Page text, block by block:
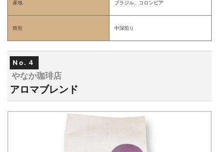
産地 ブラジル、コロンビア
焙煎 中深煎り
No.４
やなか珈琲店
アロマブレンド